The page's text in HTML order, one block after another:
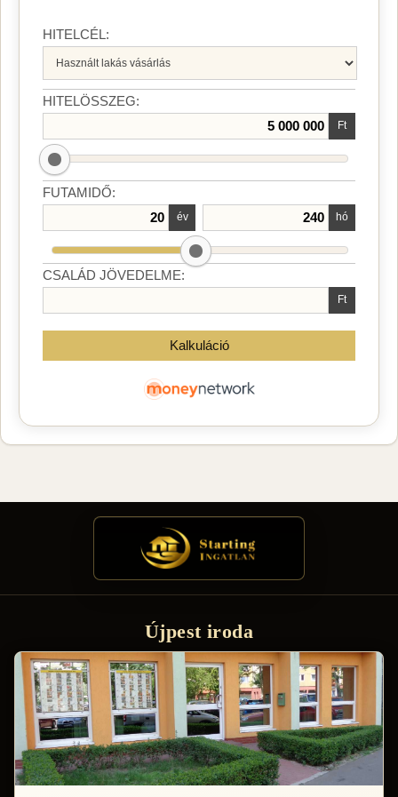
Újpest iroda